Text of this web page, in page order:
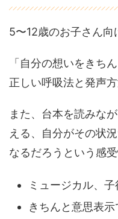
5〜12歳のお子さん向
「自分の想いをきち
正しい呼吸法と発声方
また、台本を読みな
える、自分がその状
なるだろうという感
ミュージカル、
きちんと意思表